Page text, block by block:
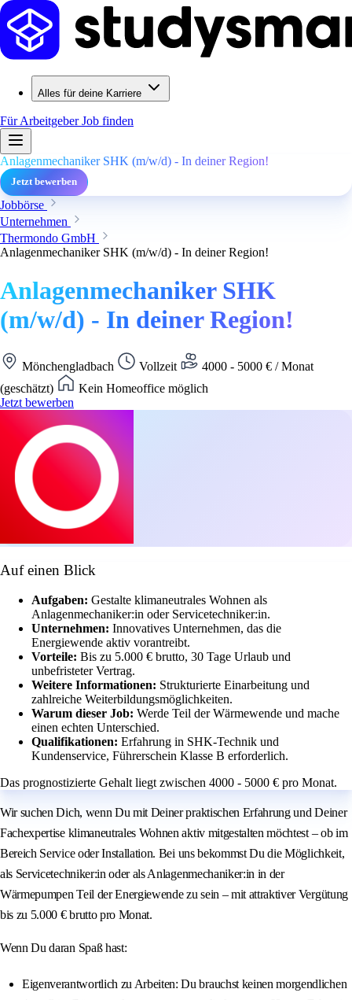
Alles für deine Karriere
Für ArbeitgeberJob finden
Anlagenmechaniker SHK (m/w/d) - In deiner Region!
Jetzt bewerben
Jobbörse
Unternehmen
Thermondo GmbH
Anlagenmechaniker SHK (m/w/d) - In deiner Region!
Anlagenmechaniker SHK
(m/w/d) - In deiner Region!
Mönchengladbach Vollzeit
4000 - 5000 € / Monat
(geschätzt)
Kein Homeoffice möglich
Jetzt bewerben
Auf einen Blick
Aufgaben: Gestalte klimaneutrales Wohnen als
Anlagenmechaniker:in oder Servicetechniker:in.
Unternehmen: Innovatives Unternehmen, das die
Energiewende aktiv vorantreibt.
Vorteile: Bis zu 5.000 € brutto, 30 Tage Urlaub und
unbefristeter Vertrag.
Weitere Informationen: Strukturierte Einarbeitung und
zahlreiche Weiterbildungsmöglichkeiten.
Warum dieser Job: Werde Teil der Wärmewende und mache
einen echten Unterschied.
Qualifikationen: Erfahrung in SHK-Technik und
Kundenservice, Führerschein Klasse B erforderlich.
Das prognostizierte Gehalt liegt zwischen 4000 - 5000 € pro Monat.
Wir suchen Dich, wenn Du mit Deiner praktischen Erfahrung und Deiner
Fachexpertise klimaneutrales Wohnen aktiv mitgestalten möchtest – ob im
Bereich Service oder Installation. Bei uns bekommst Du die Möglichkeit,
als Servicetechniker:in oder als Anlagenmechaniker:in in der
Wärmepumpen Teil der Energiewende zu sein – mit attraktiver Vergütung
bis zu 5.000 € brutto pro Monat.
Wenn Du daran Spaß hast:
Eigenverantwortlich zu Arbeiten: Du brauchst keinen morgendlichen